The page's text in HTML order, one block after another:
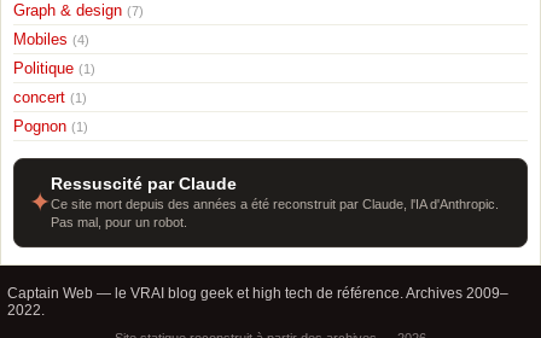
Graph & design (7)
Mobiles (4)
Politique (1)
concert (1)
Pognon (1)
✦
Ressuscité par Claude
Ce site mort depuis des années a été reconstruit par Claude, l'IA d'Anthropic.
Pas mal, pour un robot.
Captain Web — le VRAI blog geek et high tech de référence. Archives 2009–
2022.